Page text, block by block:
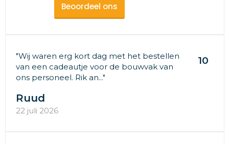
Beoordeel ons
"Wij waren erg kort dag met het bestellen
van een cadeautje voor de bouwvak van
ons personeel. Rik an..."
10
Ruud
22 juli 2026